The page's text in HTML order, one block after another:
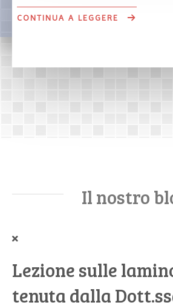
CONTINUA A LEGGERE
Il nostro
Lezione sulle
tenuta dalla